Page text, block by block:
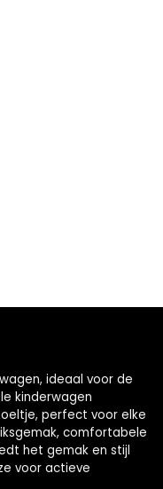
ideaal voor de
kinderwagen
perfect voor elke
comfortabele
het gemak en stijl
voor actieve